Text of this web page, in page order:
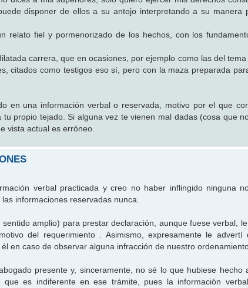
disponer de ellos a su antojo interpretando a su manera
relato fiel y pormenorizado de los hechos, con los
carrera, que en ocasiones, por ejemplo como las del tema
citados como testigos eso sí, pero con la maza preparada
en una información verbal o reservada, motivo por el que
propio tejado. Si alguna vez te vienen mal dadas (cosa que
vista actual es erróneo.
verbal practicada y creo no haber inflingido ninguna
informaciones reservadas nunca.
amplio) para prestar declaración, aunque fuese verbal,
del requerimiento . Asimismo, expresamente le advertí
en caso de observar alguna infracción de nuestro
presente y, sinceramente, no sé lo que hubiese hecho
es indiferente en ese trámite, pues la información